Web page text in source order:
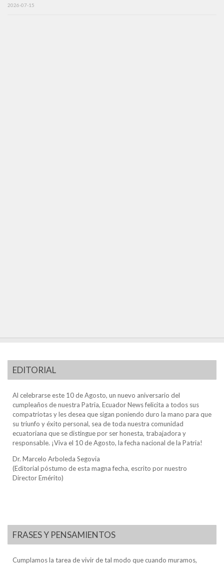
2026-07-15
EDITORIAL
Al celebrarse este 10 de Agosto, un nuevo aniversario del
cumpleaños de nuestra Patria, Ecuador News felicita a todos sus
compatriotas y les desea que sigan poniendo duro la mano para que
su triunfo y éxito personal, sea de toda nuestra comunidad
ecuatoriana que se distingue por ser honesta, trabajadora y
responsable. ¡Viva el 10 de Agosto, la fecha nacional de la Patria!
Dr. Marcelo Arboleda Segovia
(Editorial póstumo de esta magna fecha, escrito por nuestro
Director Emérito)
FRASES Y PENSAMIENTOS
Cumplamos la tarea de vivir de tal modo que cuando muramos,